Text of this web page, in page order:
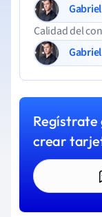
Calidad del
crear